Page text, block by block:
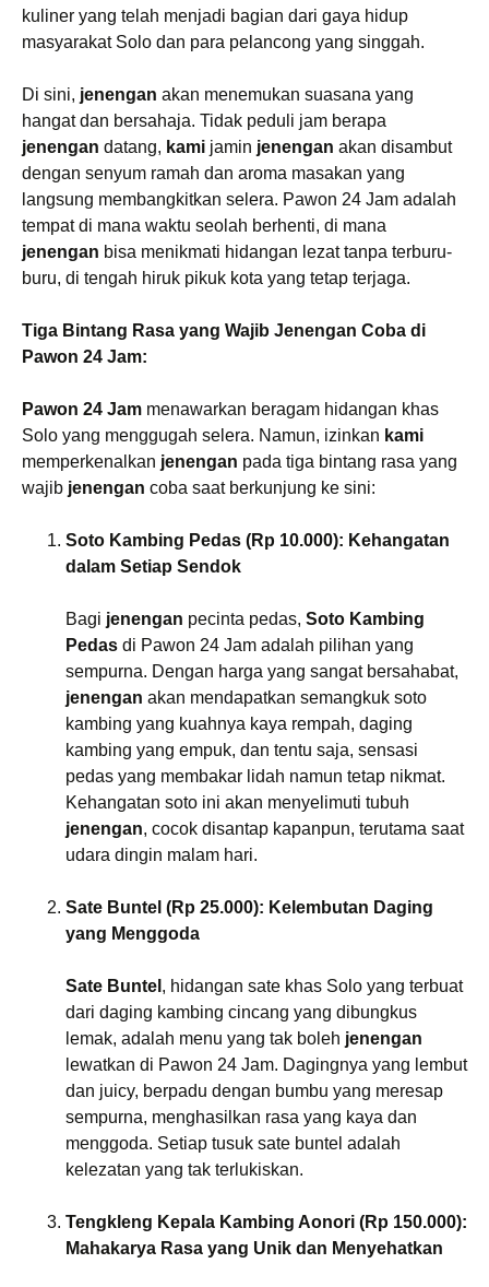
kuliner yang telah menjadi bagian dari gaya hidup
masyarakat Solo dan para pelancong yang singgah.
Di sini, jenengan akan menemukan suasana yang
hangat dan bersahaja. Tidak peduli jam berapa
jenengan datang, kami jamin jenengan akan disambut
dengan senyum ramah dan aroma masakan yang
langsung membangkitkan selera. Pawon 24 Jam adalah
tempat di mana waktu seolah berhenti, di mana
jenengan bisa menikmati hidangan lezat tanpa terburu-
buru, di tengah hiruk pikuk kota yang tetap terjaga.
Tiga Bintang Rasa yang Wajib Jenengan Coba di
Pawon 24 Jam:
Pawon 24 Jam menawarkan beragam hidangan khas
Solo yang menggugah selera. Namun, izinkan kami
memperkenalkan jenengan pada tiga bintang rasa yang
wajib jenengan coba saat berkunjung ke sini:
Soto Kambing Pedas (Rp 10.000): Kehangatan
dalam Setiap Sendok
Bagi jenengan pecinta pedas, Soto Kambing
Pedas di Pawon 24 Jam adalah pilihan yang
sempurna. Dengan harga yang sangat bersahabat,
jenengan akan mendapatkan semangkuk soto
kambing yang kuahnya kaya rempah, daging
kambing yang empuk, dan tentu saja, sensasi
pedas yang membakar lidah namun tetap nikmat.
Kehangatan soto ini akan menyelimuti tubuh
jenengan, cocok disantap kapanpun, terutama saat
udara dingin malam hari.
Sate Buntel (Rp 25.000): Kelembutan Daging
yang Menggoda
Sate Buntel , hidangan sate khas Solo yang terbuat
dari daging kambing cincang yang dibungkus
lemak, adalah menu yang tak boleh jenengan
lewatkan di Pawon 24 Jam. Dagingnya yang lembut
dan juicy, berpadu dengan bumbu yang meresap
sempurna, menghasilkan rasa yang kaya dan
menggoda. Setiap tusuk sate buntel adalah
kelezatan yang tak terlukiskan.
Tengkleng Kepala Kambing Aonori (Rp 150.000):
Mahakarya Rasa yang Unik dan Menyehatkan